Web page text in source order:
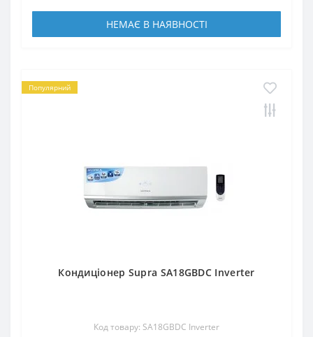
НЕМАЄ В НАЯВНОСТІ
Популярний
Кондиціонер Supra SA18GBDC Inverter
Код товару: SA18GBDC Inverter